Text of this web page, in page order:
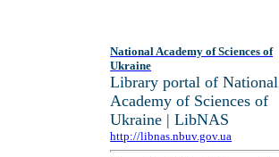
National Academy of Sciences of
Ukraine
Library portal of National
Academy of Sciences of
Ukraine | LibNAS
http://libnas.nbuv.gov.ua